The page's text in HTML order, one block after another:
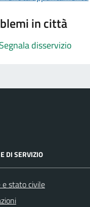
in città
disservizio
DI SERVIZIO
e stato civile